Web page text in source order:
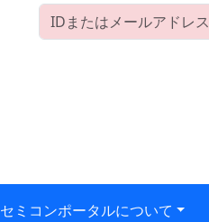
セミコンポータルについて